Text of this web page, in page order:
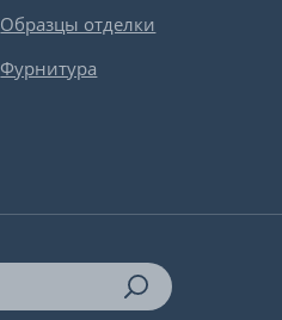
Образцы отделки
Фурнитура